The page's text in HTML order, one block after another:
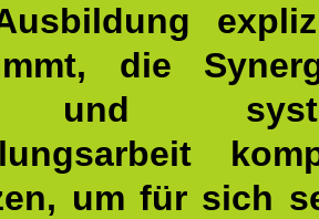
die
und
um für sich